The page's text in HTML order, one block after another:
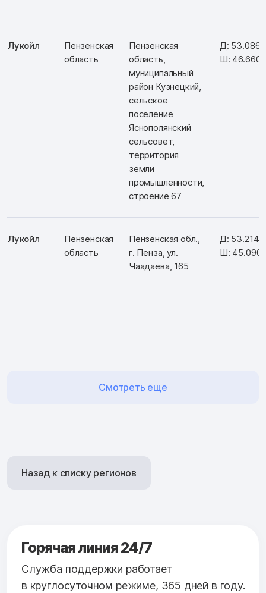
Лукойл
Пензенская
область
Пензенская
область,
муниципальный
район Кузнецкий,
сельское
поселение
Яснополянский
сельсовет,
территория
земли
промышленности,
строение 67
Д:
Ш:
Лукойл
Пензенская
область
Пензенская обл.,
г. Пенза, ул.
Чаадаева, 165
Д:
Ш:
Смотреть еще
Назад к списку регионов
Горячая линия 24/7
Служба поддержки работает
в круглосуточном режиме, 365 дней в году.